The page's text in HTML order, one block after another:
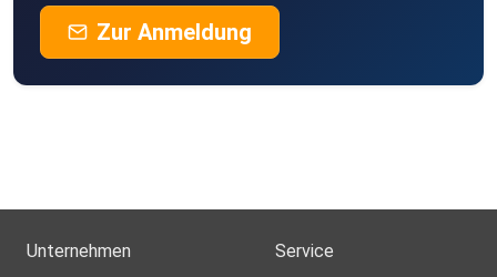
Zur Anmeldung
Unternehmen Service